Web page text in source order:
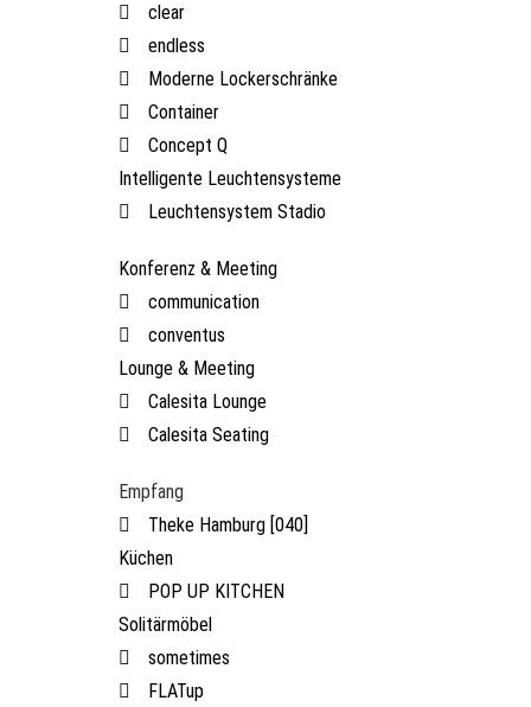
clear
endless
Moderne Lockerschränke
Container
Concept Q
Intelligente Leuchtensysteme
Leuchtensystem Stadio
Konferenz & Meeting
communication
conventus
Lounge & Meeting
Calesita Lounge
Calesita Seating
Empfang
Theke Hamburg [040]
Küchen
POP UP KITCHEN
Solitärmöbel
sometimes
FLATup